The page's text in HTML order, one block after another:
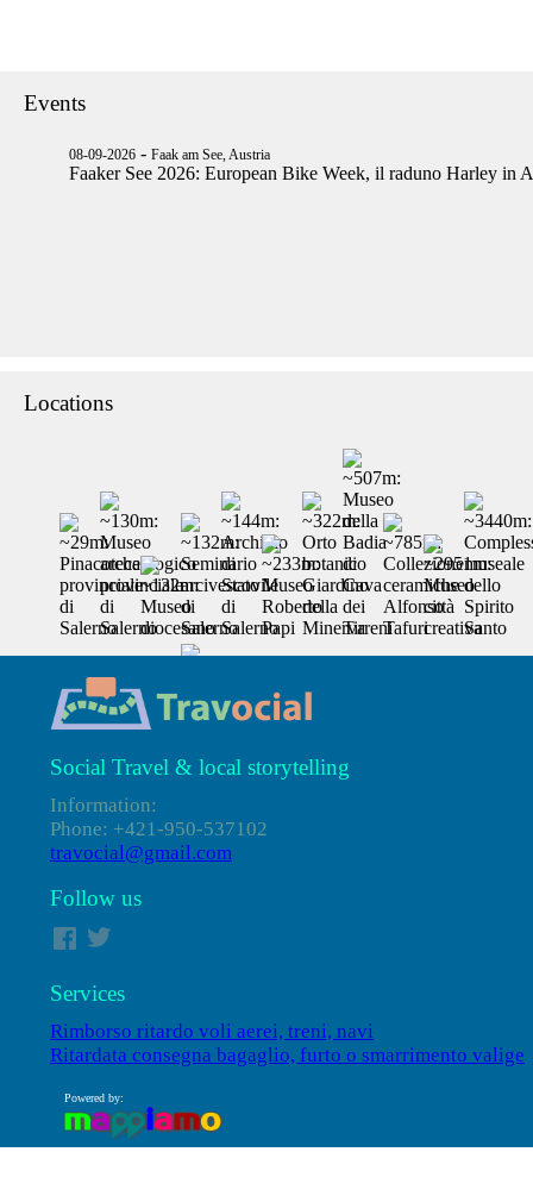
Events
08-09-2026 - Faak am See, Austria
Faaker See 2026: European Bike Week, il raduno Harley in
Locations
Social Travel & local storytelling
Information:
Phone: +421-950-537102
travocial@gmail.com
Follow us
Services
Rimborso ritardo voli aerei, treni, navi
Ritardata consegna bagaglio, furto o smarrimento valige
Powered by: